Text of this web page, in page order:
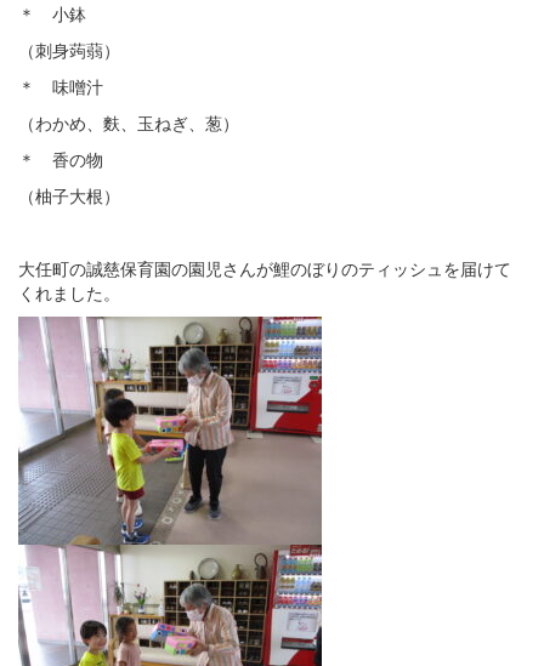
＊ 小鉢
（刺身蒟蒻）
＊ 味噌汁
（わかめ、麩、玉ねぎ、葱）
＊ 香の物
（柚子大根）
大任町の誠慈保育園の園児さんが鯉のぼりのティッシュを届けて
くれました。